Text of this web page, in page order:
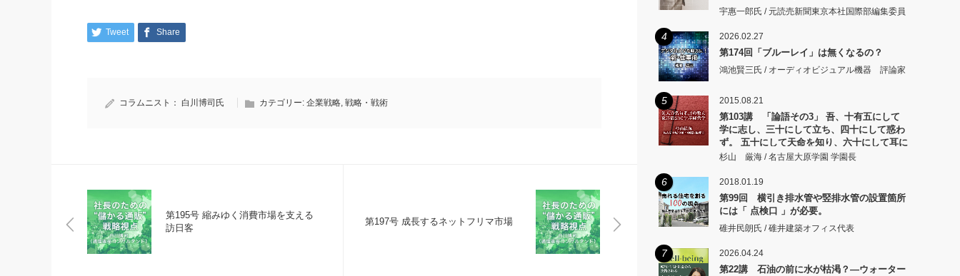
Tweet Share
コラムニスト： 白川博司氏 カテゴリー: 企業戦略, 戦略・戦術
第195号 縮みゆく消費市場を支える
訪日客
第197号 成長するネットフリマ市場
宇惠一郎氏 / 元読売新聞東京本社国際部編集委員
4 2026.02.27
第174回「ブルーレイ」は無くなるの？
鴻池賢三氏 / オーディオビジュアル機器 評論家
5 2015.08.21
第103講 「論語その3」 吾、十有五にして
学に志し、三十にして立ち、四十にして惑わ
ず。 五十にして天命を知り、六十にして耳に
従い、 七十にして心の欲するところに従いて
杉山 厳海 / 名古屋大原学園 学園長
6 2018.01.19
第99回 横引き排水管や竪排水管の設置箇所
には「 点検口 」が必要。
碓井民朗氏 / 碓井建築オフィス代表
7 2026.04.24
第22講 石油の前に水が枯渇？―ウォーター